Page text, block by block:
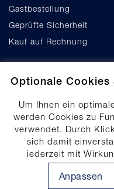
Optionale Cookies
Um Ihnen ein
werden Cookies zu
verwendet. Durch
sich damit
jederzeit mit
werden. Ihre
Klicken aufAnpassen
Gastbestellung
Geprüfte Sicherheit
Kauf auf Rechnung
Cookie-Einstellungen
Datenschutz
Produktsicherheit
Erklärung zur